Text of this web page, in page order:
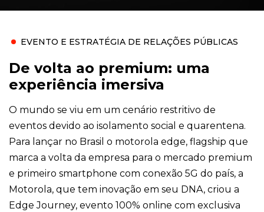
EVENTO E ESTRATÉGIA DE RELAÇÕES PÚBLICAS
De volta ao premium: uma
experiência imersiva
O mundo se viu em um cenário restritivo de
eventos devido ao isolamento social e quarentena.
Para lançar no Brasil o motorola edge, flagship que
marca a volta da empresa para o mercado premium
e primeiro smartphone com conexão 5G do país, a
Motorola, que tem inovação em seu DNA, criou a
Edge Journey, evento 100% online com exclusiva